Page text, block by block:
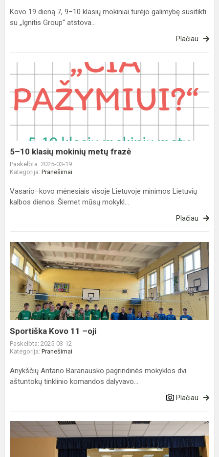
Kovo 19 dieną 7, 9–10 klasių mokiniai turėjo galimybę susitikti
su „Ignitis Group“ atstova...
Plačiau
klasių
mokinių
frazė
5–10 klasių mokinių metų frazė
Paskelbta: 2025-03-19
Kategorija: Pranešimai
Vasario–kovo mėnesiais visoje Lietuvoje minimos Lietuvių
kalbos dienos. Šiemet mūsų mokykl...
Plačiau
Sportiška
Kovo
11
oji
Sportiška Kovo 11 –oji
Paskelbta: 2025-03-12
Kategorija: Pranešimai
Anykščių Antano Baranausko pagrindinės mokyklos dvi
aštuntokų tinklinio komandos dalyvavo...
Plačiau
Koncertas
„Laisvės